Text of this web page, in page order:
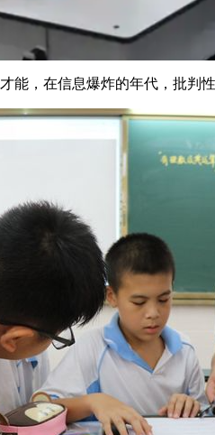
能，在信息爆炸的年代，批